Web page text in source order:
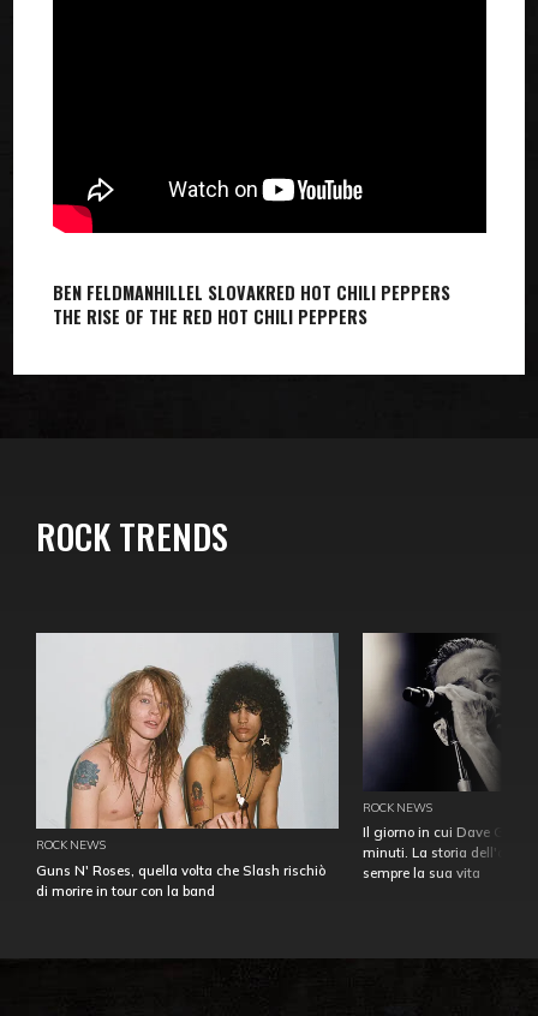
BEN FELDMANHILLEL SLOVAKRED HOT CHILI PEPPERS
THE RISE OF THE RED HOT CHILI PEPPERS
ROCK TRENDS
ROCK NEWS
Guns N' Roses, quella volta che Slash rischiò
di morire in tour con la band
ROCK NEWS
Il giorno in cui Dave
minuti. La storia
sempre la sua vita